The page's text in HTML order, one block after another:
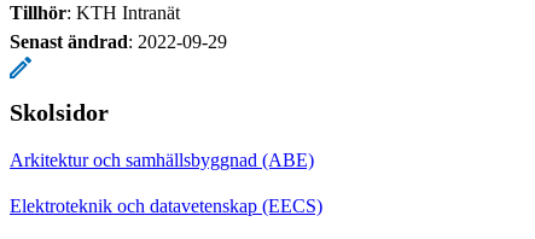
Tillhör: KTH Intranät
Senast ändrad: 2022-09-29
Skolsidor
Arkitektur och samhällsbyggnad (ABE)
Elektroteknik och datavetenskap (EECS)